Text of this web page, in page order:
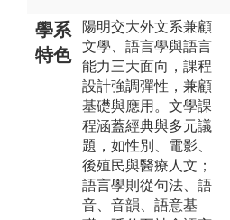
學系
特色
陽明交大外文系兼顧
文學、語言學與語言
能力三大面向，課程
設計強調彈性，兼顧
基礎與應用。文學課
程涵蓋經典與多元議
題，如性別、電影、
後殖民與醫療人文；
語言學則從句法、語
音、音韻、語意基